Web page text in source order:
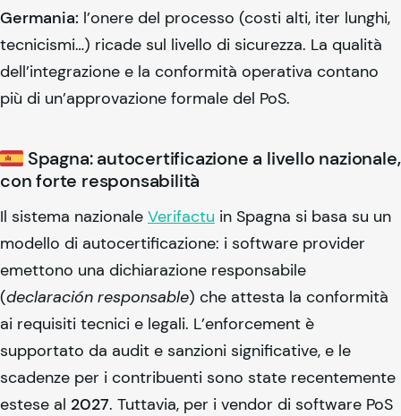
Germania: l’onere del processo (costi alti, iter lunghi,
tecnicismi…) ricade sul livello di sicurezza. La qualità
dell’integrazione e la conformità operativa contano
più di un’approvazione formale del PoS.
Spagna: autocertificazione a livello nazionale,
con forte responsabilità
Il sistema nazionale Verifactu in Spagna si basa su un
modello di autocertificazione: i software provider
emettono una dichiarazione responsabile
(declaración responsable) che attesta la conformità
ai requisiti tecnici e legali. L’enforcement è
supportato da audit e sanzioni significative, e le
scadenze per i contribuenti sono state recentemente
estese al 2027. Tuttavia, per i vendor di software PoS